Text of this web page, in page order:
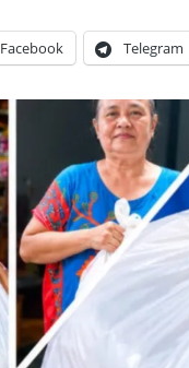
Facebook Telegram